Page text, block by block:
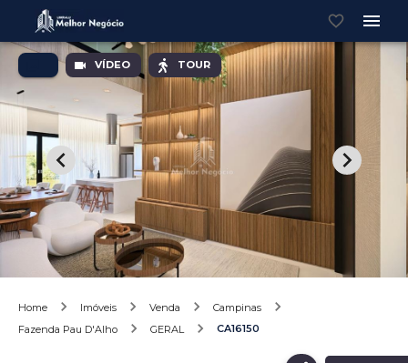
VÍDEO TOUR
Home Imóveis Venda
Campinas
Fazenda Pau D'Alho
GERAL CA16150